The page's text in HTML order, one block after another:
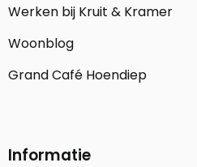
Werken bij Kruit & Kramer
Woonblog
Grand Café Hoendiep
Informatie